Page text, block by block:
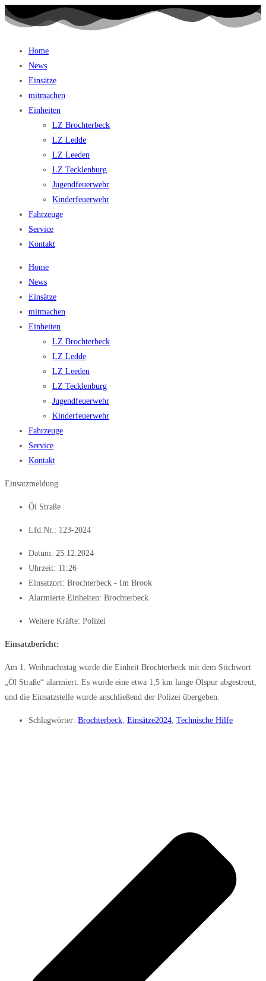
Home
News
Einsätze
mitmachen
Einheiten
LZ Brochterbeck
LZ Ledde
LZ Leeden
LZ Tecklenburg
Jugendfeuerwehr
Kinderfeuerwehr
Fahrzeuge
Service
Kontakt
Home
News
Einsätze
mitmachen
Einheiten
LZ Brochterbeck
LZ Ledde
LZ Leeden
LZ Tecklenburg
Jugendfeuerwehr
Kinderfeuerwehr
Fahrzeuge
Service
Kontakt
Einsatzmeldung
Öl Straße
Lfd.Nr.: 123-2024
Datum: 25.12.2024
Uhrzeit: 11:26
Einsatzort: Brochterbeck - Im Brook
Alarmierte Einheiten: Brochterbeck
Weitere Kräfte: Polizei
Einsatzbericht:
Am 1. Weihnachtstag wurde die Einheit Brochterbeck mit dem Stichwort
„Öl Straße“ alarmiert. Es wurde eine etwa 1,5 km lange Ölspur abgestreut,
und die Einsatzstelle wurde anschließend der Polizei übergeben.
Schlagwörter: Brochterbeck, Einsätze2024, Technische Hilfe